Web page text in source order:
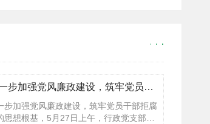
为进一步加强党风廉政建设，筑牢党员干部拒腐防变的思想根基，5
步加强党风廉政建设，筑牢党员干部拒腐
思想根基，5月27日上午，行政党支部组